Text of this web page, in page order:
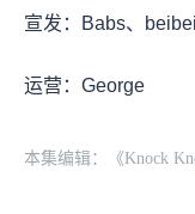
宣发：Babs、
运营：George
本集编辑：《Knock